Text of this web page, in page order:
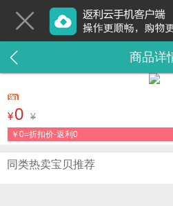
商品详
¥0 ¥
￥0=折扣价-返利0
同类热卖宝贝推荐